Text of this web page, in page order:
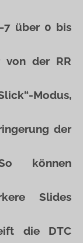
über 0 bis
von der RR
Modus,
der
können
Slides
die DTC